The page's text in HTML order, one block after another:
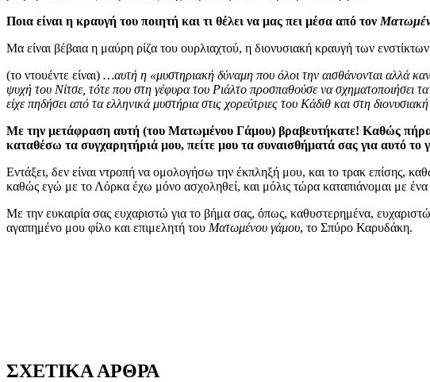
Ποια είναι η κραυγή του ποιητή και τι θέλει να μας πει μέσα από τον
Μα είναι βέβαια η μαύρη ρίζα του ουρλιαχτού, η διονυσιακή κραυγή των
(το ντουέντε είναι) …αυτή η «μυστηριακή δύναμη που όλοι την αισθάνονται αλλά
ψυχή του Νίτσε, τότε που στη γέφυρα του Ριάλτο προσπαθούσε να σχηματοποιήσει
είχε πηδήσει από τα ελληνικά μυστήρια στις χορεύτριες του Κάδιθ και στη
Με την μετάφραση αυτή (του Ματωμένου Γάμου) βραβευτήκατε! Καθώς
καταθέσω τα συγχαρητήριά μου, πείτε μου τα συναισθήματά σας για αυτό το
Εντάξει, δεν είναι ντροπή να ομολογήσω την έκπληξή μου, και το τρακ επίσης,
καθώς εγώ με το Λόρκα έχω μόνο ασχοληθεί, και μόλις τώρα καταπιάνομαι με
Με την ευκαιρία σας ευχαριστώ για το βήμα σας, όπως, καθυστερημένα,
αγαπημένο μου φίλο και επιμελητή του Ματωμένου γάμου, το Σπύρο Καρυδάκη.
ΣΧΕΤΙΚΑ ΑΡΘΡΑ